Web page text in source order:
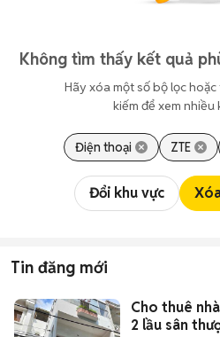
Không tìm thấy kết quả
Hãy xóa một số bộ lọc
kiếm để xem nhiều
Điện thoại ZTE
Đổi khu vực
Tin đăng mới
Cho thuê
2 lầu sân